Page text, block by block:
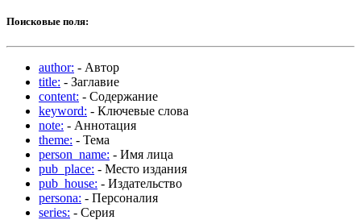
Поисковые поля:
author: - Автор
title: - Заглавие
content: - Содержание
keyword: - Ключевые слова
note: - Аннотация
theme: - Тема
person_name: - Имя лица
pub_place: - Место издания
pub_house: - Издательство
persona: - Персоналия
series: - Серия